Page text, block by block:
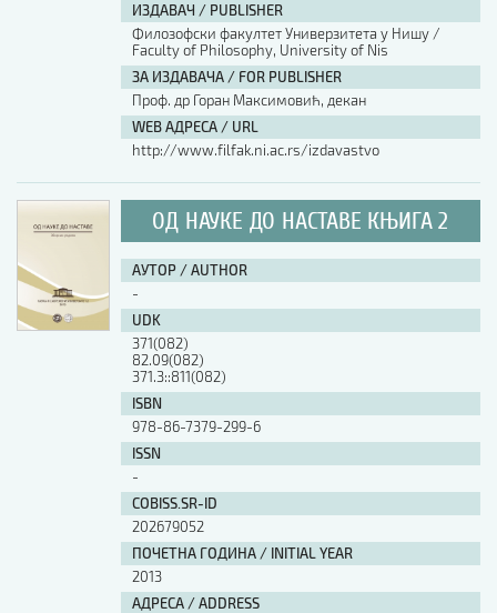
ИЗДАВАЧ / PUBLISHER
Филозофски факултет Универзитета у Нишу /
Faculty of Philosophy, University of Nis
ЗА ИЗДАВАЧА / FOR PUBLISHER
Проф. др Горан Максимовић, декан
WEB АДРЕСА / URL
http://www.filfak.ni.ac.rs/izdavastvo
ОД НАУКЕ ДО НАСТАВЕ КЊИГА 2
АУТОР / AUTHOR
-
UDK
371(082)
82.09(082)
371.3::811(082)
ISBN
978-86-7379-299-6
ISSN
-
COBISS.SR-ID
202679052
ПОЧЕТНА ГОДИНА / INITIAL YEAR
2013
АДРЕСА / ADDRESS